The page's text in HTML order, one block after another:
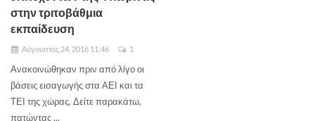
στην τριτοβάθμια
εκπαίδευση
Αύγουστος 24, 2016 11:46 1
Ανακοινώθηκαν πριν από λίγο οι
βάσεις εισαγωγής στα ΑΕΙ και τα
ΤΕΙ της χώρας. Δείτε παρακάτω,
πατώντας ...